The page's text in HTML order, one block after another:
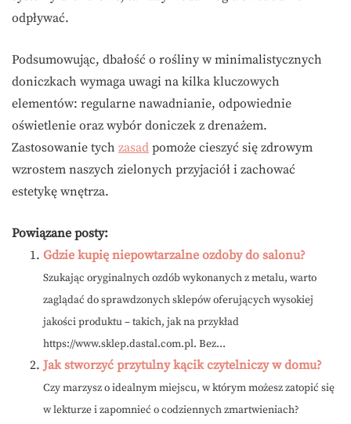
odpływać.
Podsumowując, dbałość o rośliny w minimalistycznych
doniczkach wymaga uwagi na kilka kluczowych
elementów: regularne nawadnianie, odpowiednie
oświetlenie oraz wybór doniczek z drenażem.
Zastosowanie tych zasad pomoże cieszyć się zdrowym
wzrostem naszych zielonych przyjaciół i zachować
estetykę wnętrza.
Powiązane posty:
Gdzie kupię niepowtarzalne ozdoby do salonu?
Szukając oryginalnych ozdób wykonanych z metalu, warto
zaglądać do sprawdzonych sklepów oferujących wysokiej
jakości produktu – takich, jak na przykład
https://www.sklep.dastal.com.pl. Bez...
Jak stworzyć przytulny kącik czytelniczy w domu?
Czy marzysz o idealnym miejscu, w którym możesz zatopić się
w lekturze i zapomnieć o codziennych zmartwieniach?